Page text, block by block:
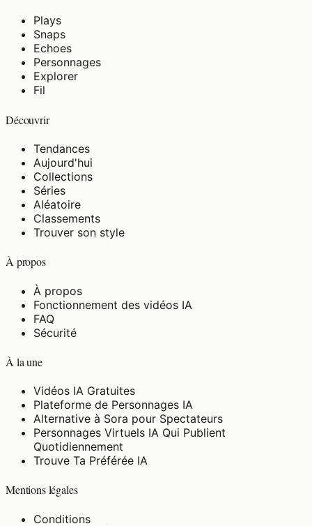
Plays
Snaps
Echoes
Personnages
Explorer
Fil
Découvrir
Tendances
Aujourd'hui
Collections
Séries
Aléatoire
Classements
Trouver son style
À propos
À propos
Fonctionnement des vidéos IA
FAQ
Sécurité
À la une
Vidéos IA Gratuites
Plateforme de Personnages IA
Alternative à Sora pour Spectateurs
Personnages Virtuels IA Qui Publient
Quotidiennement
Trouve Ta Préférée IA
Mentions légales
Conditions